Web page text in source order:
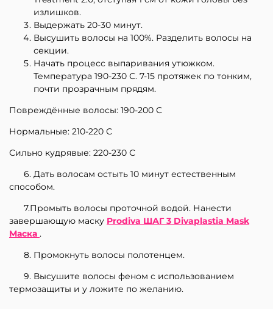
излишков.
Выдержать 20-30 минут.
Высушить волосы на 100%. Разделить волосы на
секции.
Начать процесс выпаривания утюжком.
Температура 190-230 С. 7-15 протяжек по тонким,
почти прозрачным прядям.
Повреждённые волосы: 190-200 С
Нормальные: 210-220 С
Сильно кудрявые: 220-230 С
6. Дать волосам остыть 10 минут естественным
способом.
7.Промыть волосы проточной водой. Нанести
завершающую маску Prodiva ШАГ 3 Divaplastia Mask
Маска .
8. Промокнуть волосы полотенцем.
9. Высушите волосы феном с использованием
термозащиты и у ложите по желанию.